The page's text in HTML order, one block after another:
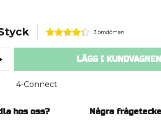
3 omdömen
LÄGG I KUNDVAGNEN
4-Connect
hos oss? Några